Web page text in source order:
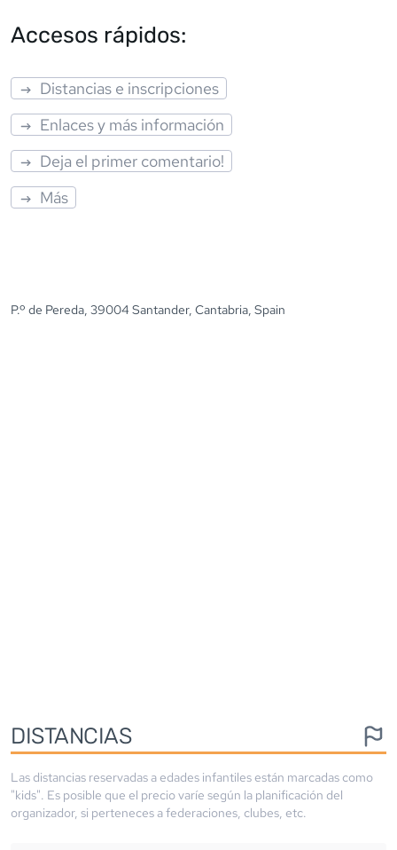
Accesos rápidos:
Distancias e inscripciones
Enlaces y más información
Deja el primer comentario!
Más
P.º de Pereda, 39004 Santander, Cantabria, Spain
DISTANCIAS
Las distancias reservadas a edades infantiles están marcadas como
"kids". Es posible que el precio varíe según la planificación del
organizador, si perteneces a federaciones, clubes, etc.